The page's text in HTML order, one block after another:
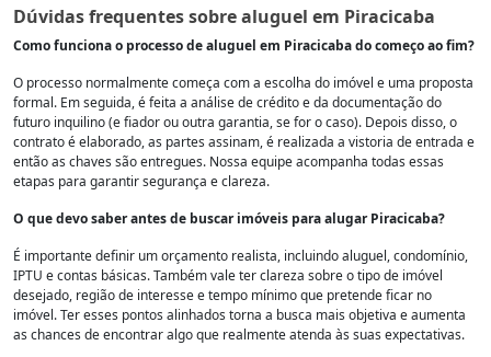
Dúvidas frequentes sobre aluguel em Piracicaba
Como funciona o processo de aluguel em Piracicaba do começo ao fim?
O processo normalmente começa com a escolha do imóvel e uma proposta
formal. Em seguida, é feita a análise de crédito e da documentação do
futuro inquilino (e fiador ou outra garantia, se for o caso). Depois disso, o
contrato é elaborado, as partes assinam, é realizada a vistoria de entrada e
então as chaves são entregues. Nossa equipe acompanha todas essas
etapas para garantir segurança e clareza.
O que devo saber antes de buscar imóveis para alugar Piracicaba?
É importante definir um orçamento realista, incluindo aluguel, condomínio,
IPTU e contas básicas. Também vale ter clareza sobre o tipo de imóvel
desejado, região de interesse e tempo mínimo que pretende ficar no
imóvel. Ter esses pontos alinhados torna a busca mais objetiva e aumenta
as chances de encontrar algo que realmente atenda às suas expectativas.